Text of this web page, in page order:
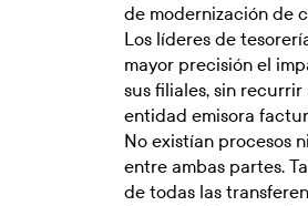
de modernización de
Los líderes de
mayor precisión el
sus filiales, sin
entidad emisora
No existían procesos
entre ambas partes.
de todas las